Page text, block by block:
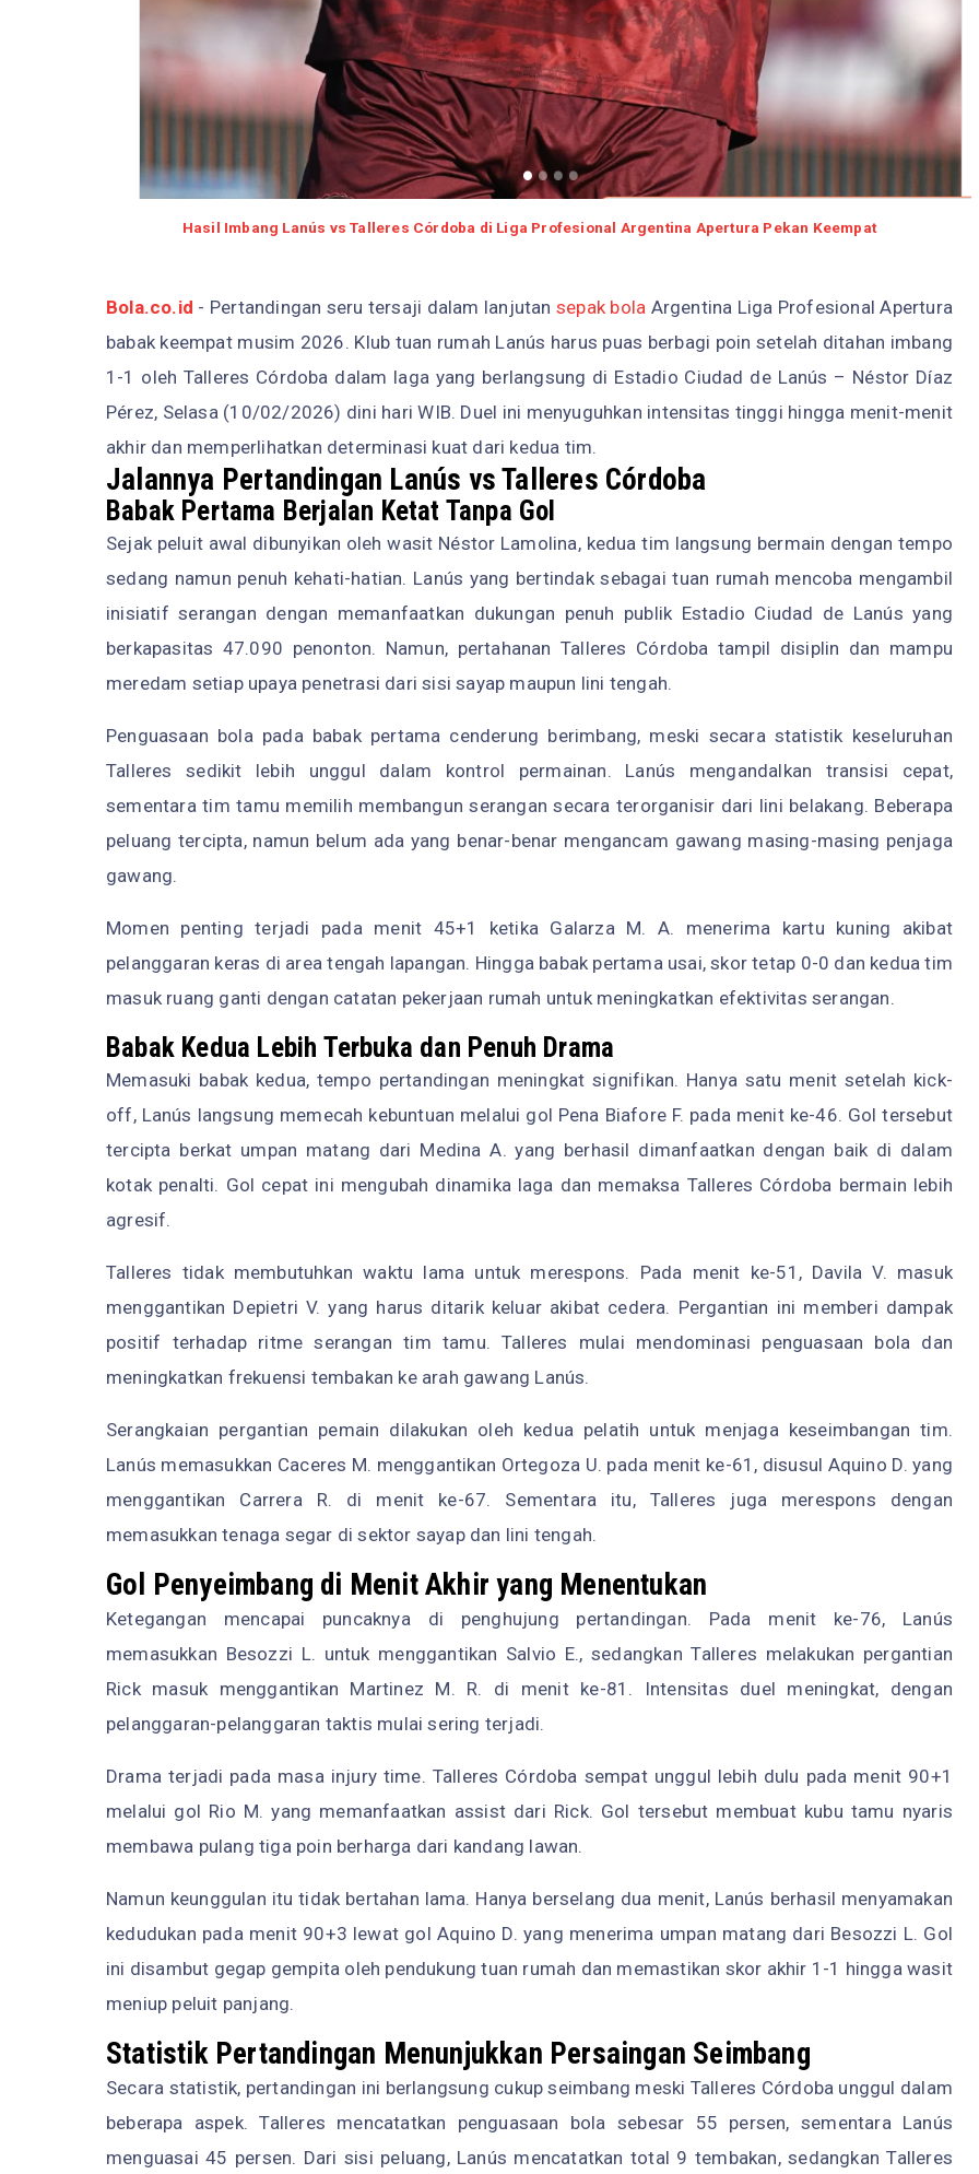
Hasil Imbang Lanús vs Talleres Córdoba di Liga Profesional Argentina Apertura Pekan Keempat
Bola.co.id - Pertandingan seru tersaji dalam lanjutan sepak bola Argentina Liga Profesional Apertura
babak keempat musim 2026. Klub tuan rumah Lanús harus puas berbagi poin setelah ditahan imbang
1-1 oleh Talleres Córdoba dalam laga yang berlangsung di Estadio Ciudad de Lanús – Néstor Díaz
Pérez, Selasa (10/02/2026) dini hari WIB. Duel ini menyuguhkan intensitas tinggi hingga menit-menit
akhir dan memperlihatkan determinasi kuat dari kedua tim.
Jalannya Pertandingan Lanús vs Talleres Córdoba
Babak Pertama Berjalan Ketat Tanpa Gol
Sejak peluit awal dibunyikan oleh wasit Néstor Lamolina, kedua tim langsung bermain dengan tempo
sedang namun penuh kehati-hatian. Lanús yang bertindak sebagai tuan rumah mencoba mengambil
inisiatif serangan dengan memanfaatkan dukungan penuh publik Estadio Ciudad de Lanús yang
berkapasitas 47.090 penonton. Namun, pertahanan Talleres Córdoba tampil disiplin dan mampu
meredam setiap upaya penetrasi dari sisi sayap maupun lini tengah.
Penguasaan bola pada babak pertama cenderung berimbang, meski secara statistik keseluruhan
Talleres sedikit lebih unggul dalam kontrol permainan. Lanús mengandalkan transisi cepat,
sementara tim tamu memilih membangun serangan secara terorganisir dari lini belakang. Beberapa
peluang tercipta, namun belum ada yang benar-benar mengancam gawang masing-masing penjaga
gawang.
Momen penting terjadi pada menit 45+1 ketika Galarza M. A. menerima kartu kuning akibat
pelanggaran keras di area tengah lapangan. Hingga babak pertama usai, skor tetap 0-0 dan kedua tim
masuk ruang ganti dengan catatan pekerjaan rumah untuk meningkatkan efektivitas serangan.
Babak Kedua Lebih Terbuka dan Penuh Drama
Memasuki babak kedua, tempo pertandingan meningkat signifikan. Hanya satu menit setelah kick-
off, Lanús langsung memecah kebuntuan melalui gol Pena Biafore F. pada menit ke-46. Gol tersebut
tercipta berkat umpan matang dari Medina A. yang berhasil dimanfaatkan dengan baik di dalam
kotak penalti. Gol cepat ini mengubah dinamika laga dan memaksa Talleres Córdoba bermain lebih
agresif.
Talleres tidak membutuhkan waktu lama untuk merespons. Pada menit ke-51, Davila V. masuk
menggantikan Depietri V. yang harus ditarik keluar akibat cedera. Pergantian ini memberi dampak
positif terhadap ritme serangan tim tamu. Talleres mulai mendominasi penguasaan bola dan
meningkatkan frekuensi tembakan ke arah gawang Lanús.
Serangkaian pergantian pemain dilakukan oleh kedua pelatih untuk menjaga keseimbangan tim.
Lanús memasukkan Caceres M. menggantikan Ortegoza U. pada menit ke-61, disusul Aquino D. yang
menggantikan Carrera R. di menit ke-67. Sementara itu, Talleres juga merespons dengan
memasukkan tenaga segar di sektor sayap dan lini tengah.
Gol Penyeimbang di Menit Akhir yang Menentukan
Ketegangan mencapai puncaknya di penghujung pertandingan. Pada menit ke-76, Lanús
memasukkan Besozzi L. untuk menggantikan Salvio E., sedangkan Talleres melakukan pergantian
Rick masuk menggantikan Martinez M. R. di menit ke-81. Intensitas duel meningkat, dengan
pelanggaran-pelanggaran taktis mulai sering terjadi.
Drama terjadi pada masa injury time. Talleres Córdoba sempat unggul lebih dulu pada menit 90+1
melalui gol Rio M. yang memanfaatkan assist dari Rick. Gol tersebut membuat kubu tamu nyaris
membawa pulang tiga poin berharga dari kandang lawan.
Namun keunggulan itu tidak bertahan lama. Hanya berselang dua menit, Lanús berhasil menyamakan
kedudukan pada menit 90+3 lewat gol Aquino D. yang menerima umpan matang dari Besozzi L. Gol
ini disambut gegap gempita oleh pendukung tuan rumah dan memastikan skor akhir 1-1 hingga wasit
meniup peluit panjang.
Statistik Pertandingan Menunjukkan Persaingan Seimbang
Secara statistik, pertandingan ini berlangsung cukup seimbang meski Talleres Córdoba unggul dalam
beberapa aspek. Talleres mencatatkan penguasaan bola sebesar 55 persen, sementara Lanús
menguasai 45 persen. Dari sisi peluang, Lanús mencatatkan total 9 tembakan, sedangkan Talleres